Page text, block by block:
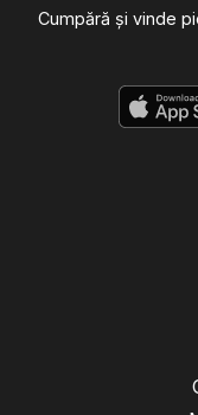
Cumpără și vinde